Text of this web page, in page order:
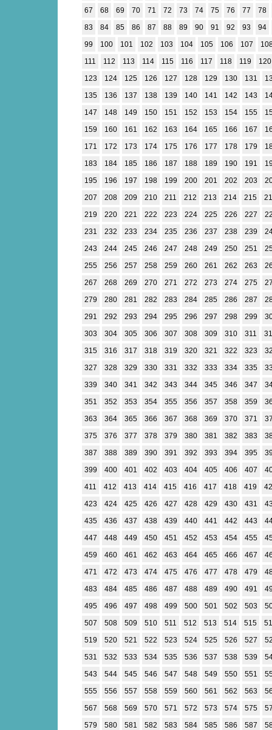
67
68 69 70 71 72 73 74 75 76 77
78
83
84 85 86 87 88 89 90 91 92 93
94
99
100 101 102 103 104 105 106 107
111
112 113 114 115 116 117 118 119
120
123
124 125 126 127 128 129 130 131
135
136 137 138 139 140 141 142 143
147
148 149 150 151 152 153 154 155
159
160 161 162 163 164 165 166 167
171
172 173 174 175 176 177 178 179
183
184 185 186 187 188 189 190 191
195
196 197 198 199 200 201 202 203
207
208 209 210 211 212 213 214 215
219
220 221 222 223 224 225 226 227
231
232 233 234 235 236 237 238 239
243
244 245 246 247 248 249 250 251
255
256 257 258 259 260 261 262 263
267
268 269 270 271 272 273 274 275
279
280 281 282 283 284 285 286 287
291
292 293 294 295 296 297 298 299
303
304 305 306 307 308 309 310 311
315
316 317 318 319 320 321 322 323
327
328 329 330 331 332 333 334 335
339
340 341 342 343 344 345 346 347
351
352 353 354 355 356 357 358 359
363
364 365 366 367 368 369 370 371
375
376 377 378 379 380 381 382 383
387
388 389 390 391 392 393 394 395
399
400 401 402 403 404 405 406 407
411
412 413 414 415 416 417 418 419
423
424 425 426 427 428 429 430 431
435
436 437 438 439 440 441 442 443
447
448 449 450 451 452 453 454 455
459
460 461 462 463 464 465 466 467
471
472 473 474 475 476 477 478 479
483
484 485 486 487 488 489 490 491
495
496 497 498 499 500 501 502 503
507
508 509 510 511 512 513 514 515
519
520 521 522 523 524 525 526 527
531
532 533 534 535 536 537 538 539
543
544 545 546 547 548 549 550 551
555
556 557 558 559 560 561 562 563
567
568 569 570 571 572 573 574 575
579
580 581 582 583 584 585 586 587